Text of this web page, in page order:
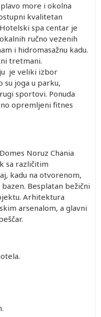
more i okolna
kvalitetan
spa centar je
ručno vezenih
i hidromasažnu kadu.
tretmani.
je veliki izbor
joga u parku,
sportovi. Ponuda
opremljeni fitnes
Noruz Chania
sa različitim
kadu na otvorenom,
Besplatan bežični
Arhitektura
arsenalom, a glavni